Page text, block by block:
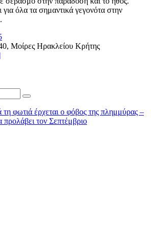
όλα τα σημαντικά γεγονότα στην
Μοίρες Ηρακλείου Κρήτης
φωτιά έρχεται ο φόβος της πλημμύρας –
τον Σεπτέμβριο